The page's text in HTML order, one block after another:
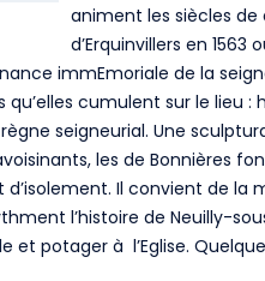
animent les siècles de
d’Erquinvillers en
immEmoriale de la
cumulent sur le
seigneurial. Une
avoisinants, les de
Il convient de
l’histoire de
et potager à l’Eglise.